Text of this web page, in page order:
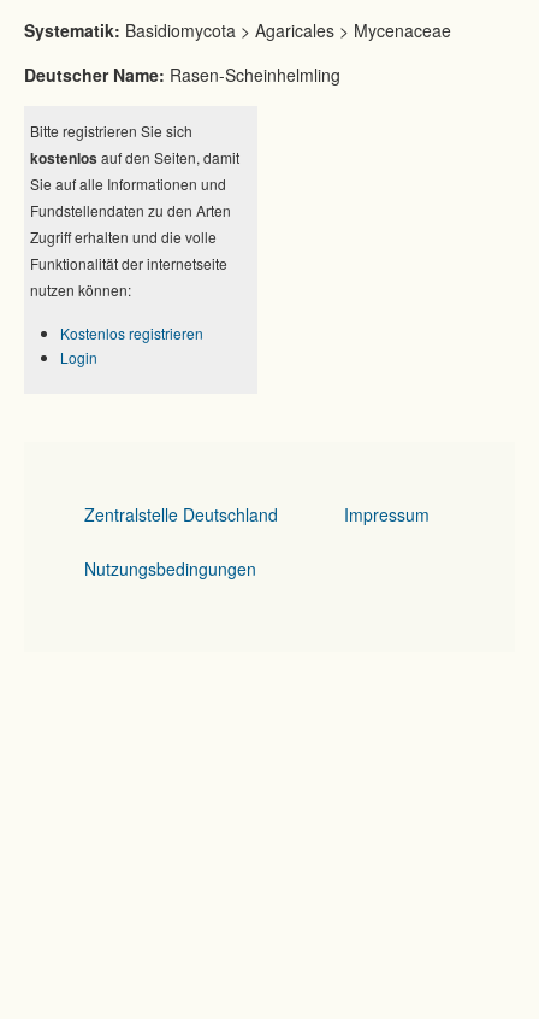
Systematik: Basidiomycota > Agaricales > Mycenaceae
Deutscher Name: Rasen-Scheinhelmling
Bitte registrieren Sie sich
kostenlos auf den Seiten, damit
Sie auf alle Informationen und
Fundstellendaten zu den Arten
Zugriff erhalten und die volle
Funktionalität der internetseite
nutzen können:
Kostenlos registrieren
Login
Zentralstelle Deutschland Impressum
Nutzungsbedingungen